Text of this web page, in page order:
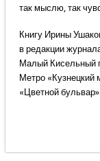
так мыслю, так
Книгу Ирины
в редакции
Малый Кисельный
Метро «Кузнецкий
«Цветной